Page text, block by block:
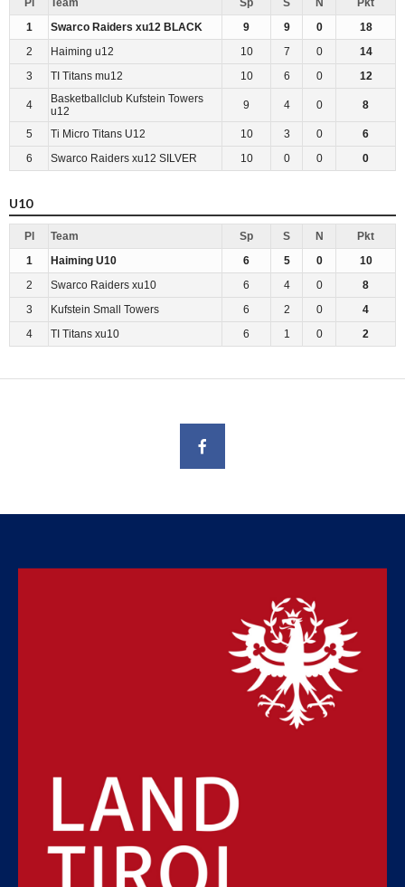
1
Swarco Raiders xu12 BLACK 9 9 0
18
2
Haiming u12 10 7 0
14
3
TI Titans mu12 10 6 0 12
4
Basketballclub Kufstein Towers
u12
9 4 0 8
5 Ti Micro Titans U12 10 3 0
6
6
Swarco Raiders xu12 SILVER 10 0 0 0
U10
Pl Team Sp S N
Pkt
1
Haiming U10 6 5 0
10
2
Swarco Raiders xu10 6 4 0
8
3
Kufstein Small Towers 6 2 0
4
4
TI Titans xu10 6 1 0 2